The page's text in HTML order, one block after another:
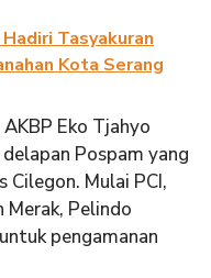
Tasyakuran
Kota Serang
Eko Tjahyo
Pospam yang
Mulai PCI,
Pelindo
pengamanan